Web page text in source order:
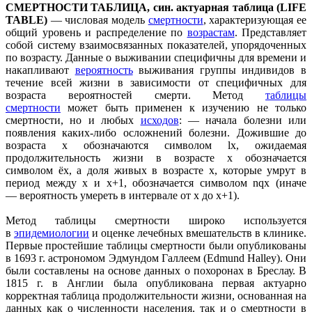
СМЕРТНОСТИ ТАБЛИЦА, син. актуарная таблица (LIFE
TABLE) — числовая модель смертности, характеризующая ее
общий уровень и распределение по возрастам. Представляет
собой систему взаимосвязанных показателей, упорядоченных
по возрасту. Данные о выживании специфичны для времени и
накапливают вероятностьвыживания группы индивидов в
течение всей жизни в зависимости от специфичных для
возраста вероятностей смерти. Метод таблицы
смертности может быть применен к изучению не только
смертности, но и любых исходов: — начала болезни или
появления каких-либо осложнений болезни. Дожившие до
возраста x обозначаются символом lx, ожидаемая
продолжительность жизни в возрасте х обозначается
символом ёx, а доля живых в возрасте х, которые умрут в
период между х и х+1, обозначается символом nqx (иначе
— вероятность умереть в интервале от x до x+1).
Метод таблицы смертности широко используется
в эпидемиологии и оценке лечебных вмешательств в клинике.
Первые простейшие таблицы смертности были опубликованы
в 1693 г. астрономом Эдмундом Галлеем (Edmund Halley). Они
были составлены на основе данных о похоронах в Бреслау. В
1815 г. в Англии была опубликована первая актуарно
корректная таблица продолжительности жизни, основанная на
данных как о численности населения, так и о смертности в